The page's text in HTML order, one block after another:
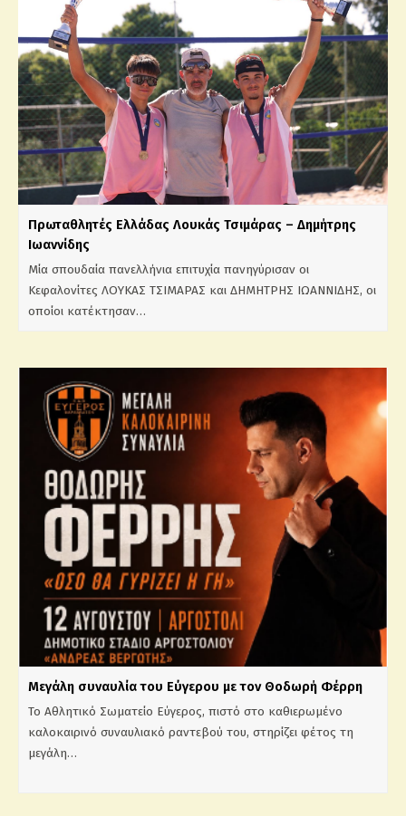
Πρωταθλητές Ελλάδας Λουκάς Τσιμάρας – Δημήτρης
Ιωαννίδης
Μία σπουδαία πανελλήνια επιτυχία πανηγύρισαν οι
Κεφαλονίτες ΛΟΥΚΑΣ ΤΣΙΜΑΡΑΣ και ΔΗΜΗΤΡΗΣ ΙΩΑΝΝΙΔΗΣ, οι
οποίοι κατέκτησαν…
Μεγάλη συναυλία του Εύγερου με τον Θοδωρή Φέρρη
Το Αθλητικό Σωματείο Εύγερος, πιστό στο καθιερωμένο
καλοκαιρινό συναυλιακό ραντεβού του, στηρίζει φέτος τη
μεγάλη…